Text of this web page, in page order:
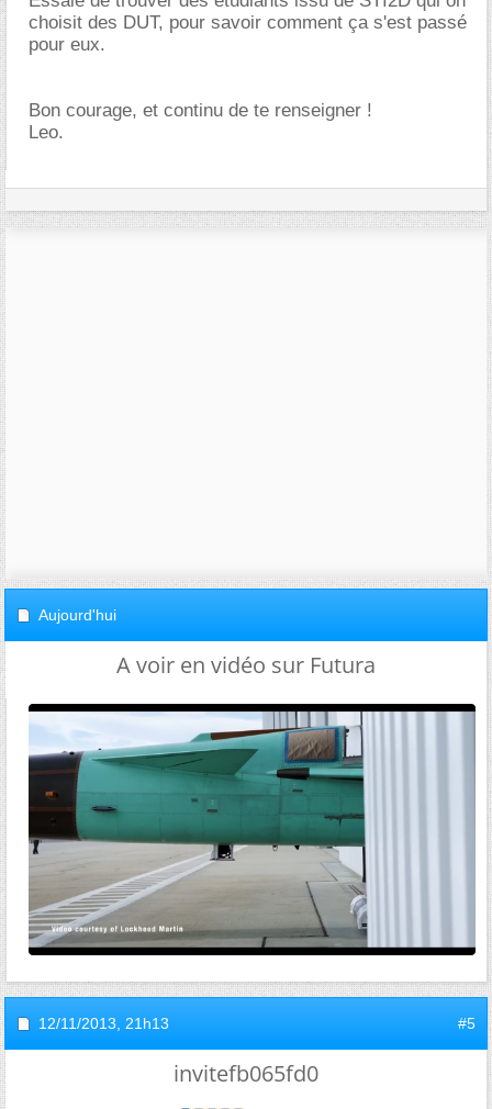
choisit des DUT, pour savoir comment ça s'est passé
pour eux.
Bon courage, et continu de te renseigner !
Leo.
Aujourd'hui
A voir en vidéo sur Futura
12/11/2013, 21h13 #5
invitefb065fd0